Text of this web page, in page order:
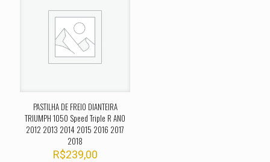
obrigatórios são marcados com
Sua avaliação
1 de 5
2 de 5
PASTILHA DE FREIO DIANTEIRA
TRIUMPH 1050 Speed Triple R ANO
2012 2013 2014 2015 2016 2017
2018
R$239,00